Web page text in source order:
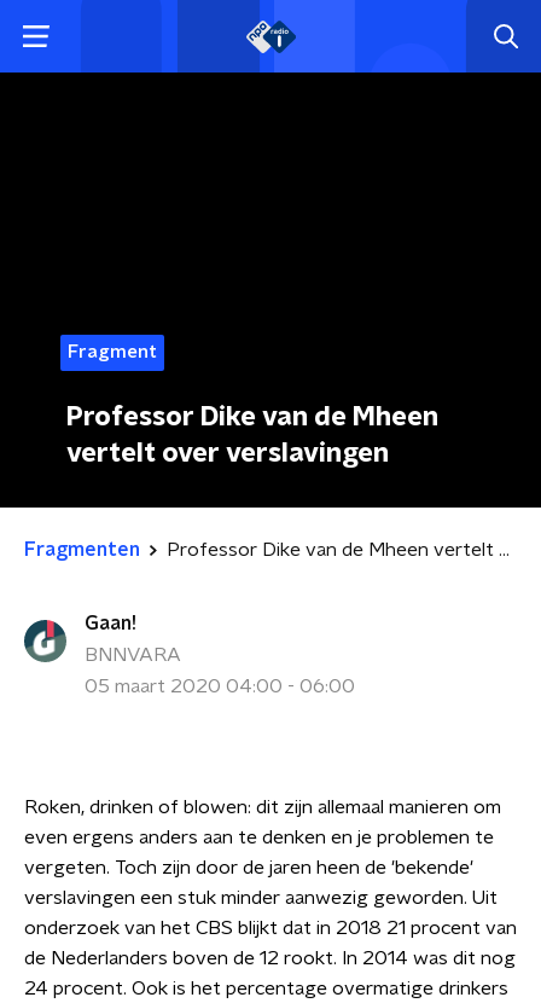
Fragment
Professor Dike van de Mheen
vertelt over verslavingen
Fragmenten Professor Dike van de Mheen vertelt over verslavingen
Gaan!
BNNVARA
05 maart 2020 04:00 - 06:00
Roken, drinken of blowen: dit zijn allemaal manieren om
even ergens anders aan te denken en je problemen te
vergeten. Toch zijn door de jaren heen de 'bekende'
verslavingen een stuk minder aanwezig geworden. Uit
onderzoek van het CBS blijkt dat in 2018 21 procent van
de Nederlanders boven de 12 rookt. In 2014 was dit nog
24 procent. Ook is het percentage overmatige drinkers